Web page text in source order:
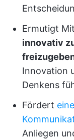
Ermutigt
innovativ
Innovation
Denkens
Fördert eine
Anliegen